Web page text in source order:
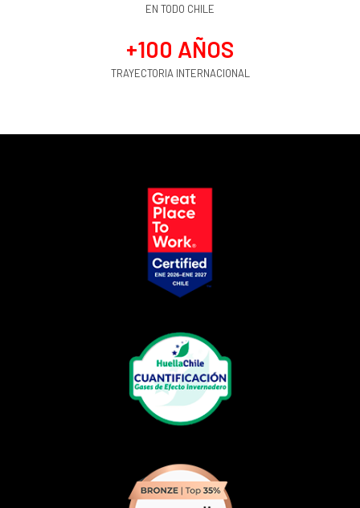
EN TODO CHILE
TRAYECTORIA INTERNACIONAL
+100 AÑOS